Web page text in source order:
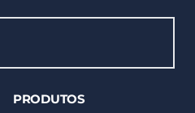
PRODUTOS